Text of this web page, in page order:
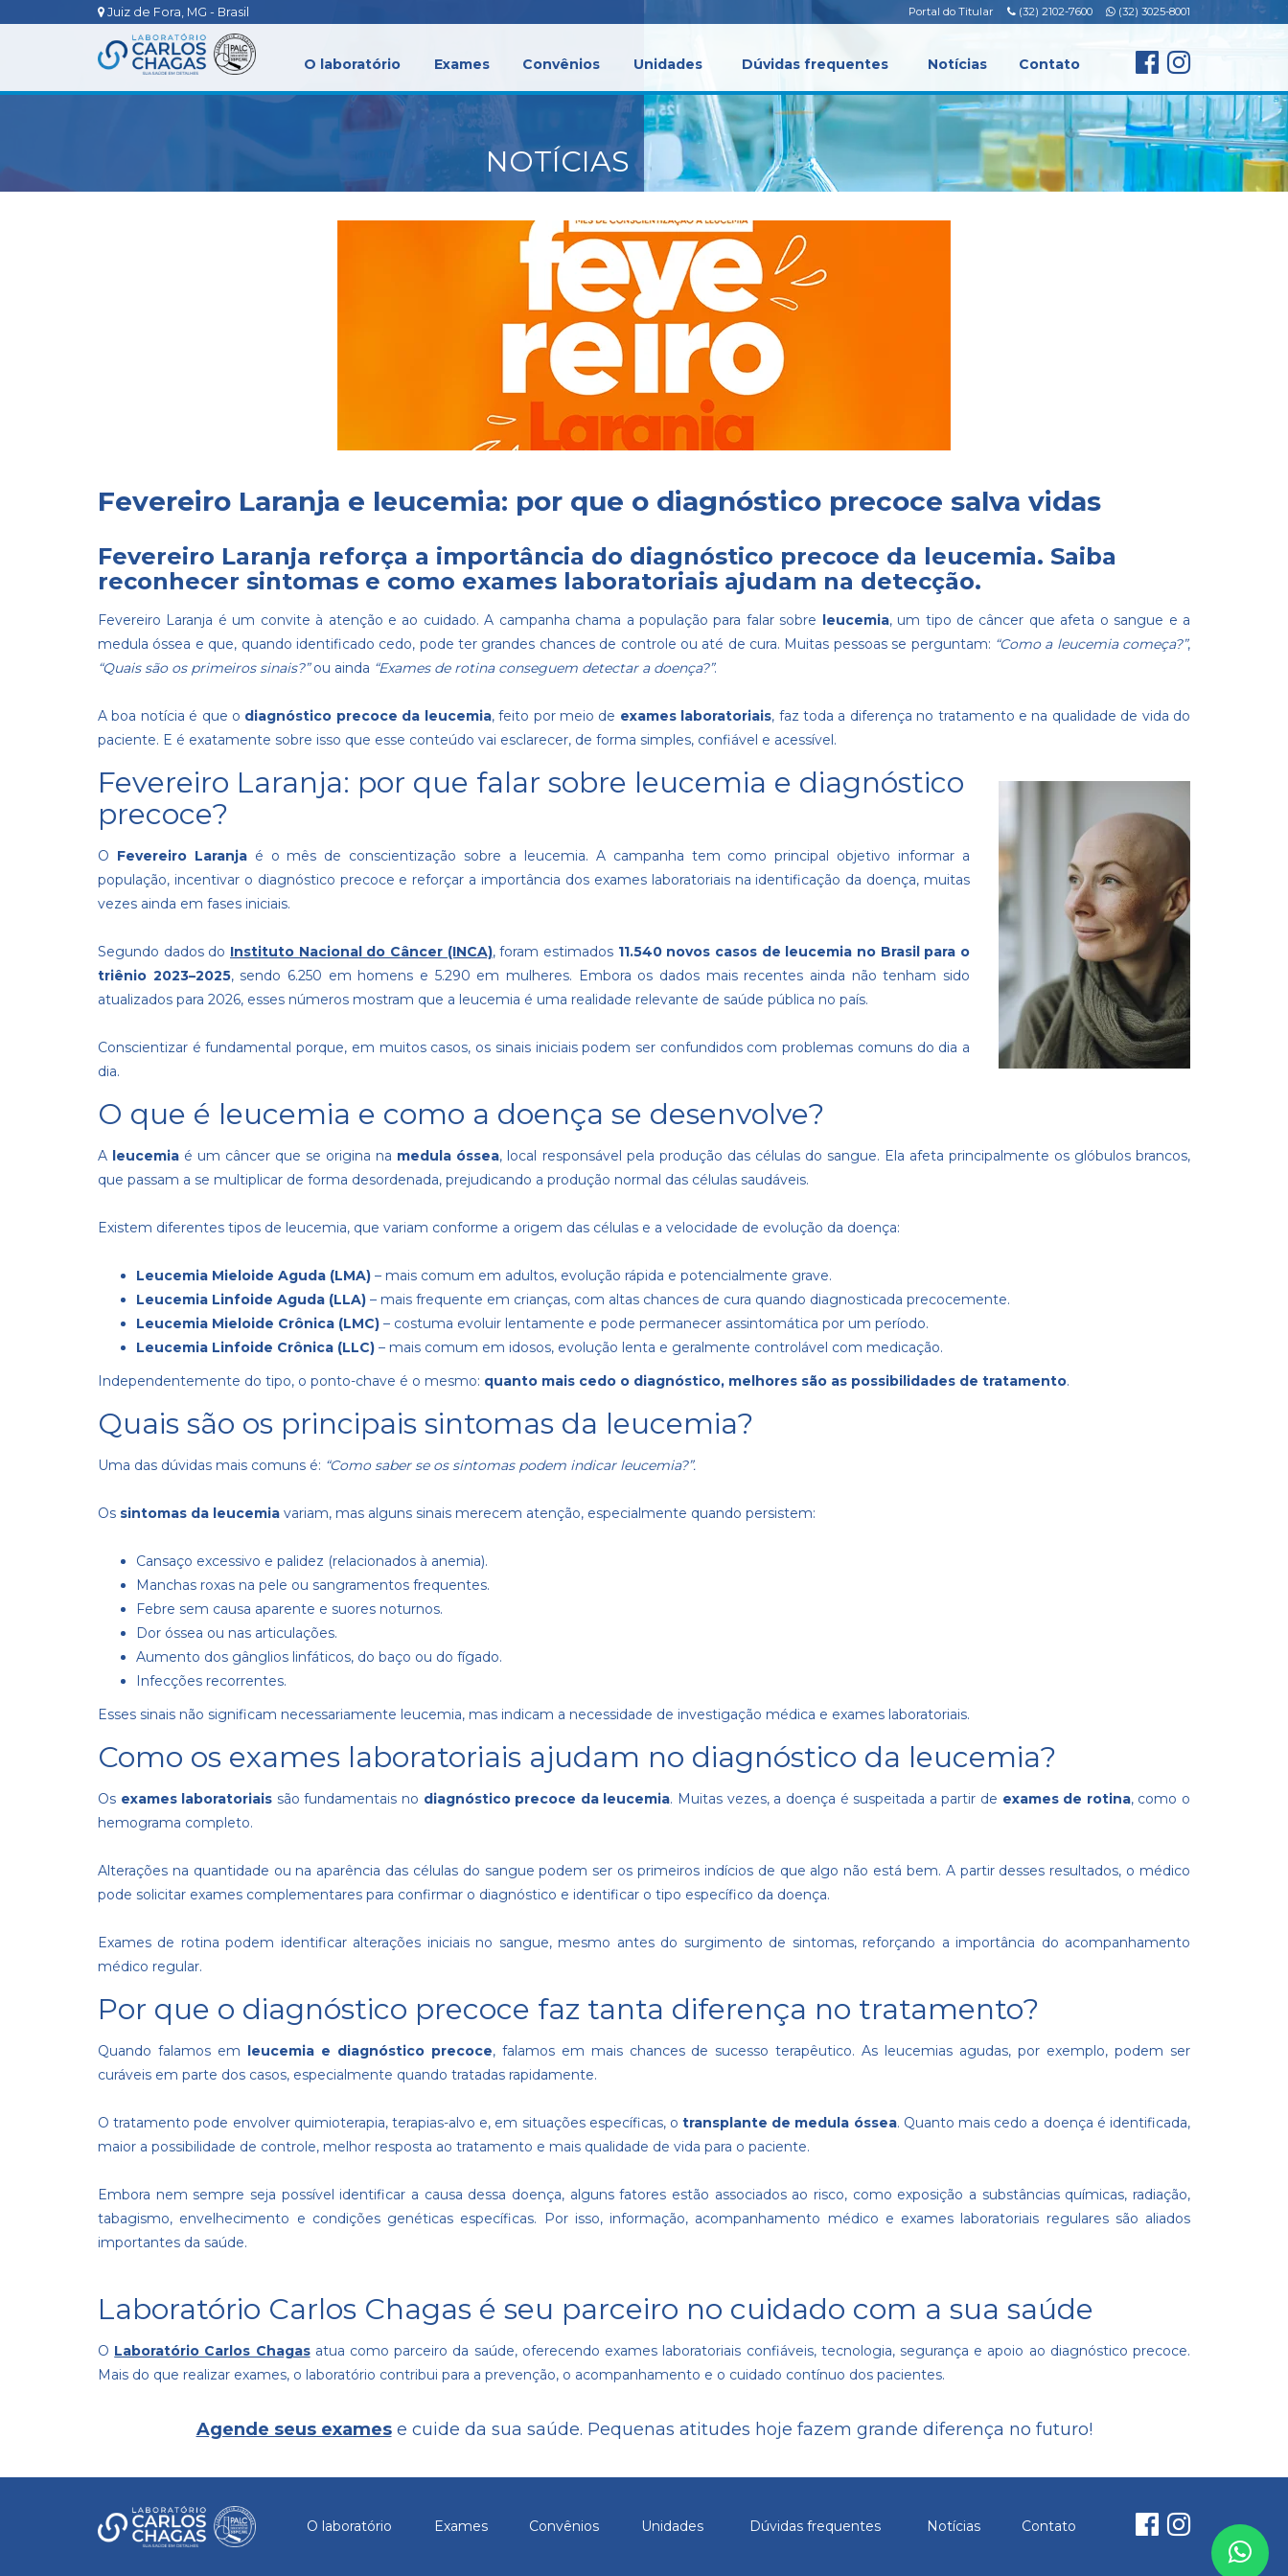
Juiz de Fora, MG - Brasil Portal do Titular (32) 2102-7600 (32) 3025-8001
O laboratório Exames Convênios Unidades Dúvidas frequentes Notícias Contato
NOTÍCIAS
Fevereiro Laranja e leucemia: por que o diagnóstico precoce salva vidas
Fevereiro Laranja reforça a importância do diagnóstico precoce da leucemia. Saiba
reconhecer sintomas e como exames laboratoriais ajudam na detecção.
Fevereiro Laranja é um convite à atenção e ao cuidado. A campanha chama a população para falar sobre leucemia, um tipo de câncer que afeta o sangue e a
medula óssea e que, quando identificado cedo, pode ter grandes chances de controle ou até de cura. Muitas pessoas se perguntam: “Como a leucemia começa?”,
“Quais são os primeiros sinais?”ou ainda “Exames de rotina conseguem detectar a doença?”.
A boa notícia é que o diagnóstico precoce da leucemia, feito por meio de exames laboratoriais, faz toda a diferença no tratamento e na qualidade de vida do
paciente. E é exatamente sobre isso que esse conteúdo vai esclarecer, de forma simples, confiável e acessível.
Fevereiro Laranja: por que falar sobre leucemia e diagnóstico
precoce?
O Fevereiro Laranjaé o mês de conscientização sobre a leucemia. A campanha tem como principal objetivo informar a
população, incentivar o diagnóstico precoce e reforçar a importância dos exames laboratoriais na identificação da doença, muitas
vezes ainda em fases iniciais.
Segundo dados do Instituto Nacional do Câncer (INCA), foram estimados 11.540 novos casos de leucemia no Brasil para o
triênio 2023–2025, sendo 6.250 em homens e 5.290 em mulheres. Embora os dados mais recentes ainda não tenham sido
atualizados para 2026, esses números mostram que a leucemia é uma realidade relevante de saúde pública no país.
Conscientizar é fundamental porque, em muitos casos, os sinais iniciais podem ser confundidos com problemas comuns do dia a
dia.
O que é leucemia e como a doença se desenvolve?
A leucemia é um câncer que se origina na medula óssea, local responsável pela produção das células do sangue. Ela afeta principalmente os glóbulos brancos,
que passam a se multiplicar de forma desordenada, prejudicando a produção normal das células saudáveis.
Existem diferentes tipos de leucemia, que variam conforme a origem das células e a velocidade de evolução da doença:
Leucemia Mieloide Aguda (LMA) – mais comum em adultos, evolução rápida e potencialmente grave.
Leucemia Linfoide Aguda (LLA) – mais frequente em crianças, com altas chances de cura quando diagnosticada precocemente.
Leucemia Mieloide Crônica (LMC) – costuma evoluir lentamente e pode permanecer assintomática por um período.
Leucemia Linfoide Crônica (LLC) – mais comum em idosos, evolução lenta e geralmente controlável com medicação.
Independentemente do tipo, o ponto-chave é o mesmo: quanto mais cedo o diagnóstico, melhores são as possibilidades de tratamento.
Quais são os principais sintomas da leucemia?
Uma das dúvidas mais comuns é: “Como saber se os sintomas podem indicar leucemia?”.
Os sintomas da leucemia variam, mas alguns sinais merecem atenção, especialmente quando persistem:
Cansaço excessivo e palidez (relacionados à anemia).
Manchas roxas na pele ou sangramentos frequentes.
Febre sem causa aparente e suores noturnos.
Dor óssea ou nas articulações.
Aumento dos gânglios linfáticos, do baço ou do fígado.
Infecções recorrentes.
Esses sinais não significam necessariamente leucemia, mas indicam a necessidade de investigação médica e exames laboratoriais.
Como os exames laboratoriais ajudam no diagnóstico da leucemia?
Os exames laboratoriais são fundamentais no diagnóstico precoce da leucemia. Muitas vezes, a doença é suspeitada a partir de exames de rotina, como o
hemograma completo.
Alterações na quantidade ou na aparência das células do sangue podem ser os primeiros indícios de que algo não está bem. A partir desses resultados, o médico
pode solicitar exames complementares para confirmar o diagnóstico e identificar o tipo específico da doença.
Exames de rotina podem identificar alterações iniciais no sangue, mesmo antes do surgimento de sintomas, reforçando a importância do acompanhamento
médico regular.
Por que o diagnóstico precoce faz tanta diferença no tratamento?
Quando falamos em leucemia e diagnóstico precoce, falamos em mais chances de sucesso terapêutico. As leucemias agudas, por exemplo, podem ser
curáveis em parte dos casos, especialmente quando tratadas rapidamente.
O tratamento pode envolver quimioterapia, terapias-alvo e, em situações específicas, otransplante de medula óssea. Quanto mais cedo a doença é identificada,
maior a possibilidade de controle, melhor resposta ao tratamento e mais qualidade de vida para o paciente.
Embora nem sempre seja possível identificar a causa dessa doença, alguns fatores estão associados ao risco, como exposição a substâncias químicas, radiação,
tabagismo, envelhecimento e condições genéticas específicas. Por isso, informação, acompanhamento médico e exames laboratoriais regulares são aliados
importantes da saúde.
Laboratório Carlos Chagas é seu parceiro no cuidado com a sua saúde
O Laboratório Carlos Chagasatua como parceiro da saúde, oferecendo exames laboratoriais confiáveis, tecnologia, segurança e apoio ao diagnóstico precoce.
Mais do que realizar exames, o laboratório contribui para a prevenção, o acompanhamento e o cuidado contínuo dos pacientes.
Agende seus examese cuide da sua saúde. Pequenas atitudes hoje fazem grande diferença no futuro!
O laboratório Exames Convênios Unidades Dúvidas frequentes Notícias Contato